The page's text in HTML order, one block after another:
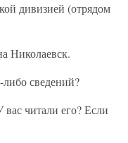
дивизией (отрядом
Николаевск.
сведений?
читали его? Если